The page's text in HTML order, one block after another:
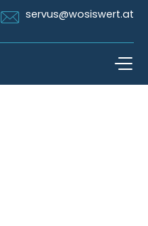
Icon Email
servus@wosiswert.at